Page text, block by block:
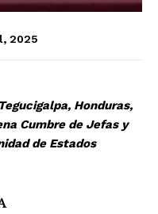
2025
Honduras,
Cumbre de Jefas y
de Estados